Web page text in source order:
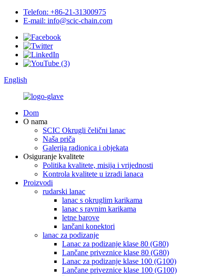
Telefon: +86-21-31300975
E-mail: info@scic-chain.com
English
Dom
O nama
SCIC Okrugli čelični lanac
Naša priča
Galerija radionica i objekata
Osiguranje kvalitete
Politika kvalitete, misija i vrijednosti
Kontrola kvalitete u izradi lanaca
Proizvodi
rudarski lanac
lanac s okruglim karikama
lanac s ravnim karikama
letne barove
lančani konektori
lanac za podizanje
Lanac za podizanje klase 80 (G80)
Lančane priveznice klase 80 (G80)
Lanac za podizanje klase 100 (G100)
Lančane priveznice klase 100 (G100)